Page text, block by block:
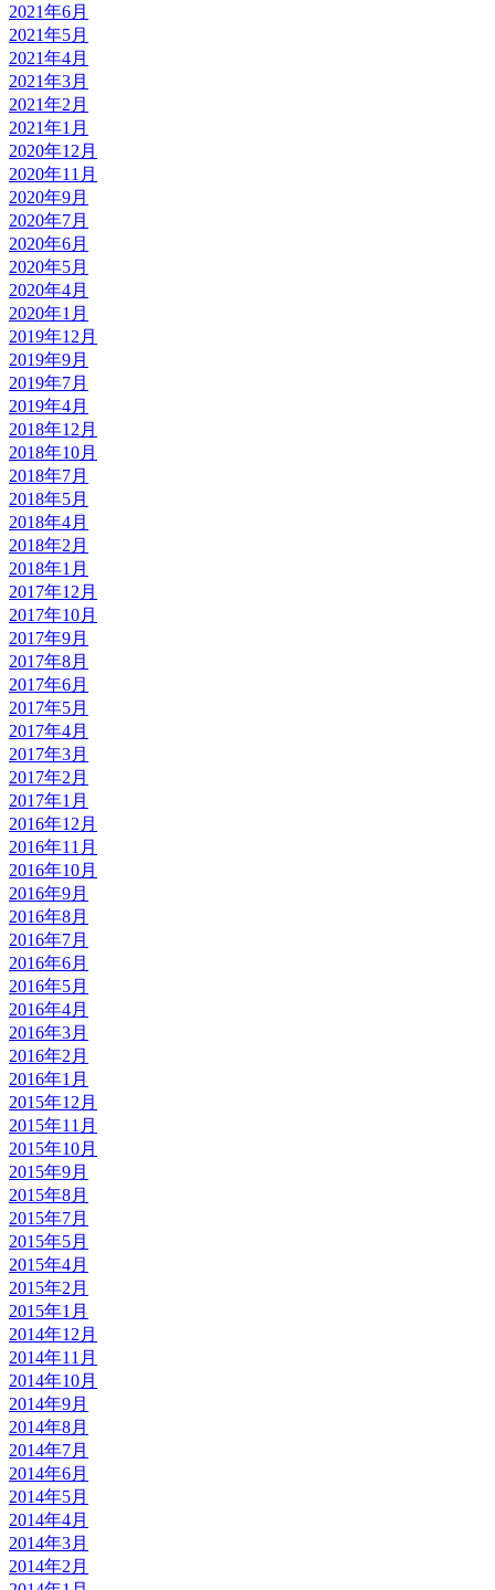
2021年6月
2021年5月
2021年4月
2021年3月
2021年2月
2021年1月
2020年12月
2020年11月
2020年9月
2020年7月
2020年6月
2020年5月
2020年4月
2020年1月
2019年12月
2019年9月
2019年7月
2019年4月
2018年12月
2018年10月
2018年7月
2018年5月
2018年4月
2018年2月
2018年1月
2017年12月
2017年10月
2017年9月
2017年8月
2017年6月
2017年5月
2017年4月
2017年3月
2017年2月
2017年1月
2016年12月
2016年11月
2016年10月
2016年9月
2016年8月
2016年7月
2016年6月
2016年5月
2016年4月
2016年3月
2016年2月
2016年1月
2015年12月
2015年11月
2015年10月
2015年9月
2015年8月
2015年7月
2015年5月
2015年4月
2015年2月
2015年1月
2014年12月
2014年11月
2014年10月
2014年9月
2014年8月
2014年7月
2014年6月
2014年5月
2014年4月
2014年3月
2014年2月